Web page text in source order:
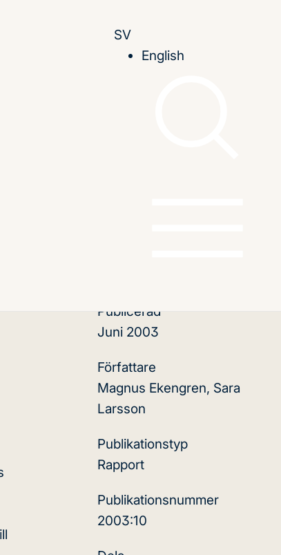
SV
English
Publicerad
Juni 2003
Författare
Magnus Ekengren, Sara
Larsson
Publikationstyp
Rapport
Publikationsnummer
2003:10